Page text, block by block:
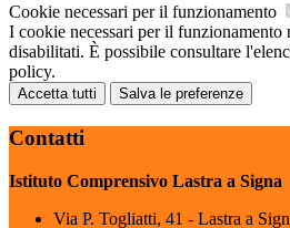
Cookie necessari per il funzionamento
I cookie necessari per il funzionamento
disabilitati. È possibile consultare
policy.
Accetta tutti Salva le preferenze
Contatti
Istituto Comprensivo Lastra a Signa
Via P. Togliatti, 41 - Lastra a